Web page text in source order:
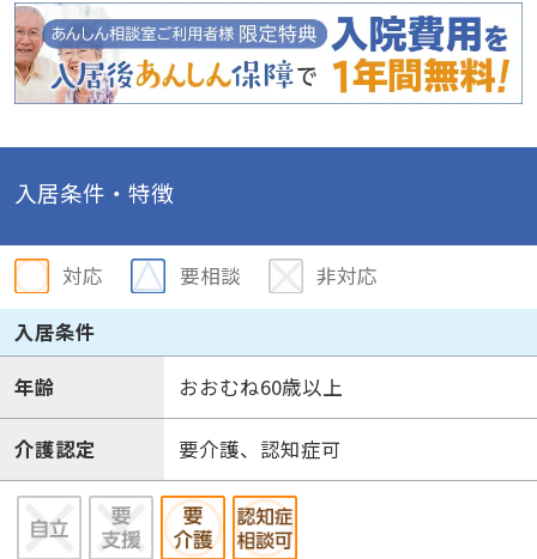
入居条件・特徴
対応 要相談
非対応
入居条件
年齢
おおむね60歳以上
介護認定 要介護、認知症可